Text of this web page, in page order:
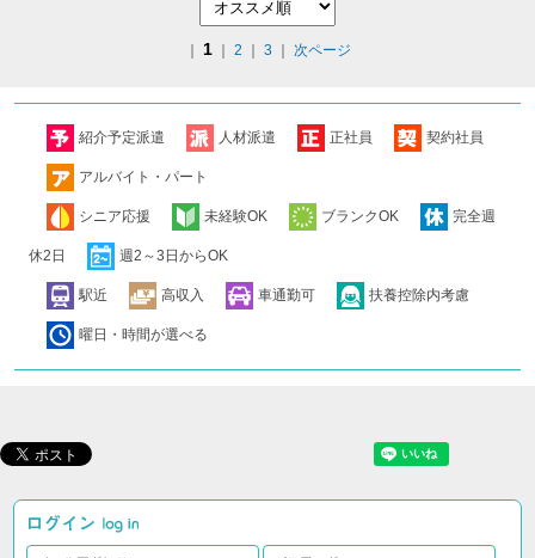
1｜ 2 3 次ページ
紹介予定派遣 人材派遣 正社員 契約社員
アルバイト・パート
シニア応援 未経験OK ブランクOK 完全週
休2日 週2～3日からOK
駅近 高収入 車通勤可 扶養控除内考慮
曜日・時間が選べる